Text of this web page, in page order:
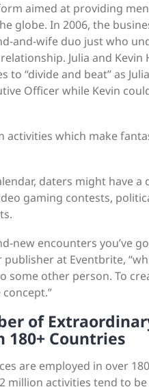
aimed at providing
globe. In 2006, the
and-wife duo just who
Julia and
to “divide and beat” as
Officer while Kevin
activities which make
daters might have
gaming contests,
new encounters you’ve
publisher at Eventbrite,
some other person. To
of
Countries
are employed in over
million activities tend to